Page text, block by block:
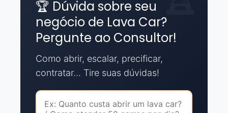
🏆 Dúvida sobre seu
negócio de Lava Car?
Pergunte ao Consultor!
Como abrir, escalar, precificar,
contratar... Tire suas dúvidas!